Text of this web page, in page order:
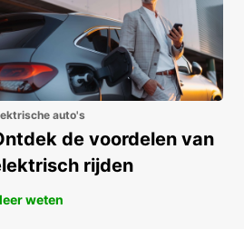
auto's
de voordelen van
rijden
weten